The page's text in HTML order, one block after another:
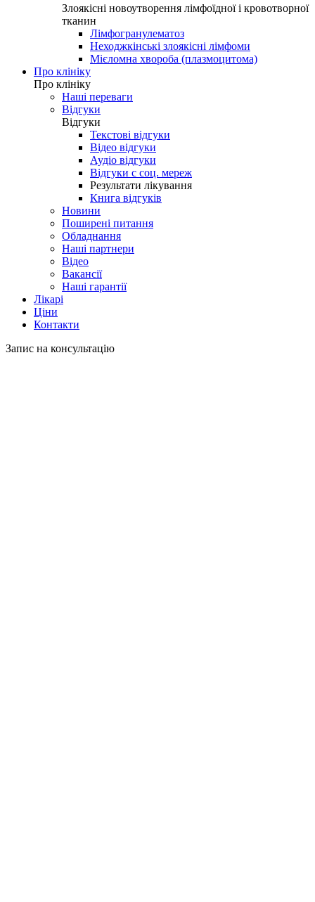
Злоякісні новоутворення лімфоїдної і кровотворної
тканин
Лімфогранулематоз
Неходжкінські злоякісні лімфоми
Мієломна хвороба (плазмоцитома)
Про клініку
Про клініку
Наші переваги
Відгуки
Відгуки
Текстові відгуки
Відео відгуки
Аудіо відгуки
Відгуки с соц. мереж
Результати лікування
Книга відгуків
Новини
Поширені питання
Обладнання
Наші партнери
Відео
Вакансії
Наші гарантії
Лікарі
Ціни
Контакти
Запис на консультацію